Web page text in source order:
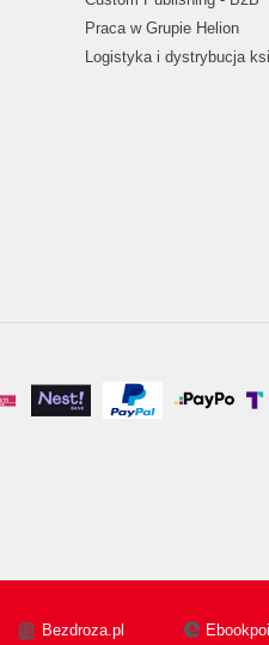
Praca w Grupie Helion
Logistyka i dystrybucja
Bezdroza.pl